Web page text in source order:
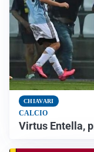
CHIAVARI
CALCIO
Virtus Entella,